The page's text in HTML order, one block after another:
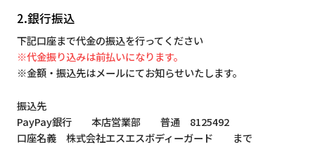
2.銀行振込
下記口座まで代金の振込を行ってください
※代金振り込みは前払いになります。
※金額・振込先はメールにてお知らせいたします。
振込先
PayPay銀行 本店営業部 普通 8125492
口座名義 株式会社エスエスボディーガード まで